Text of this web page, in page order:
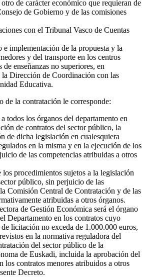
de carácter económico que requieran de
de Gobierno y de las comisiones
con el Tribunal Vasco de Cuentas
e implementación de la propuesta y la
y del transporte en los centros
de enseñanzas no superiores, en
Dirección de Coordinación con las
Educativa.
de la contratación le corresponde:
todos los órganos del departamento en
de contratos del sector público, la
de dicha legislación en cualesquiera
en la misma y en la ejecución de los
de las competencias atribuidas a otros
procedimientos sujetos a la legislación
público, sin perjuicio de las
Comisión Central de Contratación y de las
atribuidas a otros órganos.
de Gestión Económica será el órgano
Departamento en los contratos cuyo
de licitación no exceda de 1.000.000 euros,
en la normativa reguladora del
del sector público de la
de Euskadi, incluida la aprobación del
los contratos menores atribuidos a otros
Decreto.